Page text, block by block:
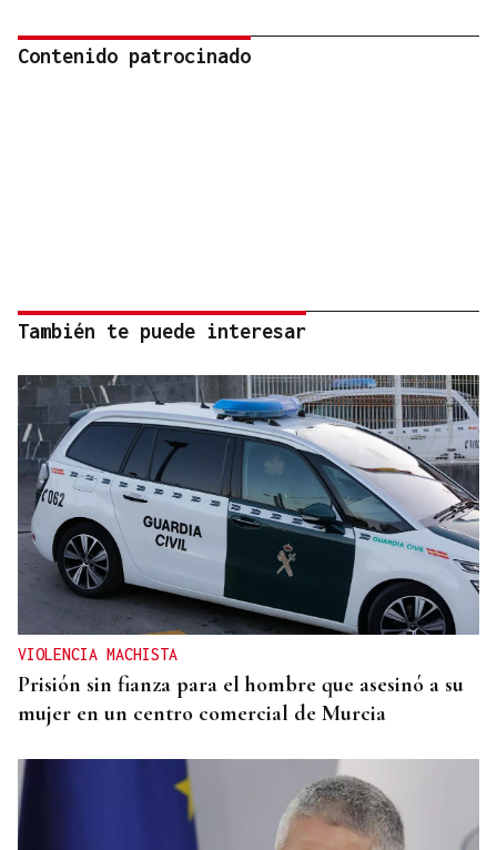
Contenido patrocinado
También te puede interesar
VIOLENCIA MACHISTA
Prisión sin fianza para el hombre que asesinó a su
mujer en un centro comercial de Murcia